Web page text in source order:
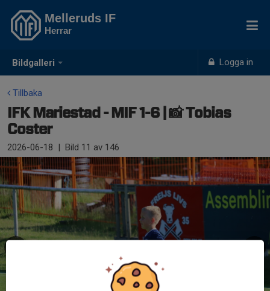
Bildgalleri Logga in
Melleruds IF
Herrar
Tillbaka
IFK Mariestad - MIF 1-6 | 📸 Tobias
Coster
2026-06-18 | Bild 11 av 146